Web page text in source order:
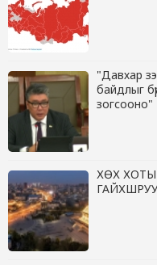
"Давхар
байдлыг
зогсооно"
ХӨХ